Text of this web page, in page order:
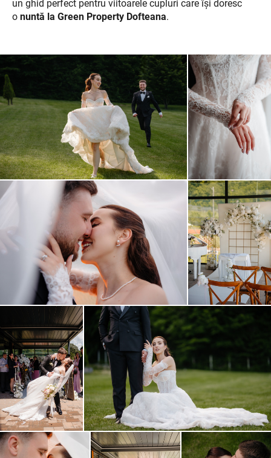
un ghid perfect pentru viitoarele cupluri care își doresc
o nuntă la Green Property Dofteana.